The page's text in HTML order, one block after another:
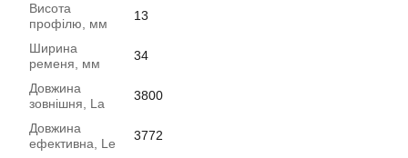
Висота
профілю, мм
13
Ширина
ременя, мм
34
Довжина
зовнішня, La
3800
Довжина
ефективна, Le
3772